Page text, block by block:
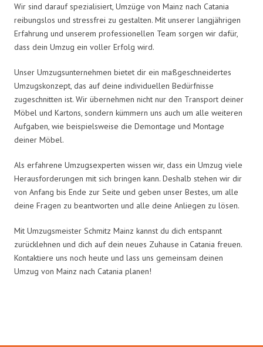
Wir sind darauf spezialisiert, Umzüge von Mainz nach Catania
reibungslos und stressfrei zu gestalten. Mit unserer langjährigen
Erfahrung und unserem professionellen Team sorgen wir dafür,
dass dein Umzug ein voller Erfolg wird.
Unser Umzugsunternehmen bietet dir ein maßgeschneidertes
Umzugskonzept, das auf deine individuellen Bedürfnisse
zugeschnitten ist. Wir übernehmen nicht nur den Transport deiner
Möbel und Kartons, sondern kümmern uns auch um alle weiteren
Aufgaben, wie beispielsweise die Demontage und Montage
deiner Möbel.
Als erfahrene Umzugsexperten wissen wir, dass ein Umzug viele
Herausforderungen mit sich bringen kann. Deshalb stehen wir dir
von Anfang bis Ende zur Seite und geben unser Bestes, um alle
deine Fragen zu beantworten und alle deine Anliegen zu lösen.
Mit Umzugsmeister Schmitz Mainz kannst du dich entspannt
zurücklehnen und dich auf dein neues Zuhause in Catania freuen.
Kontaktiere uns noch heute und lass uns gemeinsam deinen
Umzug von Mainz nach Catania planen!